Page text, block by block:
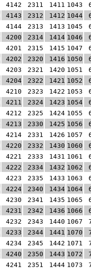
4142 2311 1411 1043
4143 2312 1412 1044
4144 2313 1413 1045
4200 2314 1414 1046
4201 2315 1415 1047
4202 2320 1416 1050
4203 2321 1420 1051
4204 2322 1421 1052
4210 2323 1422 1053
4211 2324 1423 1054
4212 2325 1424 1055
4213 2330 1425 1056
4214 2331 1426 1057
4220 2332 1430 1060
4221 2333 1431 1061
4222 2334 1432 1062
4223 2335 1433 1063
4224 2340 1434 1064
4230 2341 1435 1065
4231 2342 1436 1066
4232 2343 1440 1067
4233 2344 1441 1070
4234 2345 1442 1071
4240 2350 1443 1072
4241 2351 1444 1073